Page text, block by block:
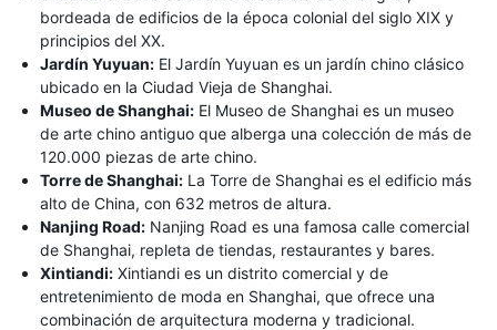
bordeada de edificios de la época colonial del siglo XIX y
principios del XX.
Jardín Yuyuan: El Jardín Yuyuan es un jardín chino clásico
ubicado en la Ciudad Vieja de Shanghai.
Museo de Shanghai: El Museo de Shanghai es un museo
de arte chino antiguo que alberga una colección de más de
120.000 piezas de arte chino.
Torre de Shanghai: La Torre de Shanghai es el edificio más
alto de China, con 632 metros de altura.
Nanjing Road: Nanjing Road es una famosa calle comercial
de Shanghai, repleta de tiendas, restaurantes y bares.
Xintiandi: Xintiandi es un distrito comercial y de
entretenimiento de moda en Shanghai, que ofrece una
combinación de arquitectura moderna y tradicional.